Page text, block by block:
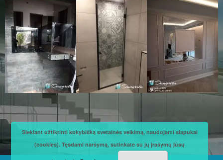
Siekiant užtikrinti kokybišką svetainės veikimą, naudojami slapukai
(cookies). Tęsdami naršymą, sutinkate su jų įrašymų jūsų